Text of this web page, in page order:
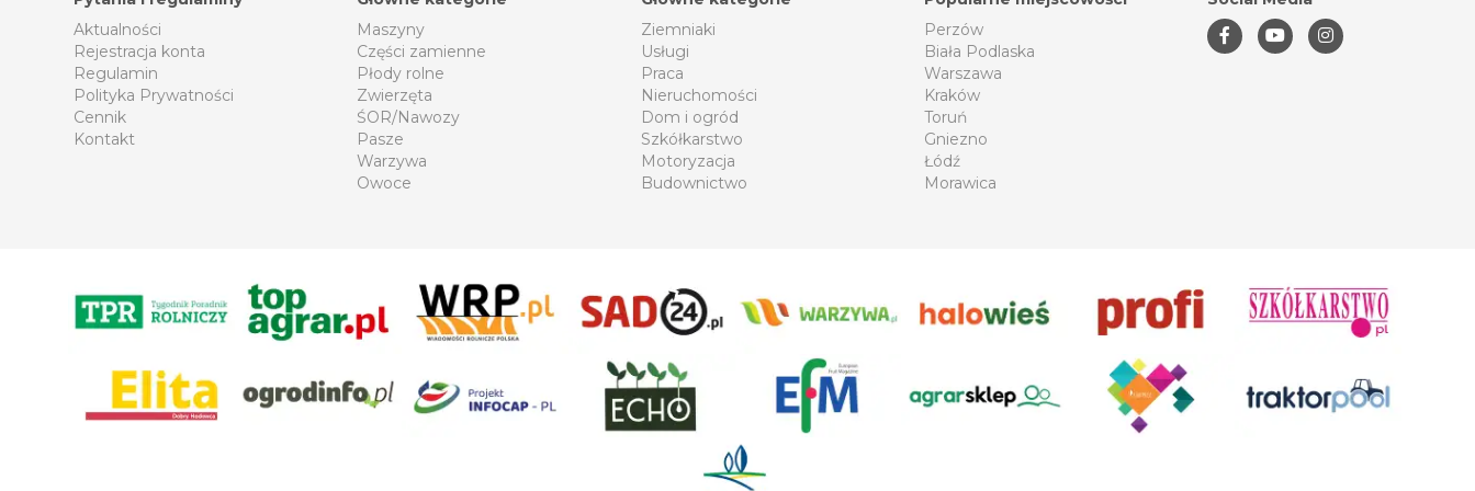
Aktualności
Rejestracja konta
Regulamin
Polityka Prywatności
Cennik
Kontakt
Maszyny
Części zamienne
Płody rolne
Zwierzęta
ŚOR/Nawozy
Pasze
Warzywa
Owoce
Ziemniaki
Usługi
Praca
Nieruchomości
Dom i ogród
Szkółkarstwo
Motoryzacja
Budownictwo
Perzów
Biała Podlaska
Warszawa
Kraków
Toruń
Gniezno
Łódź
Morawica